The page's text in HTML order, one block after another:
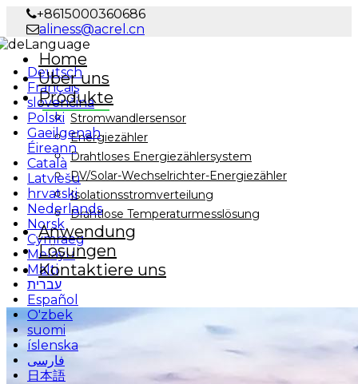
+8615000360686
aliness@acrel.cn
Language
Deutsch
Français
slovenčina
Polski
Gaeilgenah
Éireann
Català
Latviešu
hrvatski
Nederlands
Norsk
Cymraeg
Melayu
Malti
עברית
Español
O'zbek
suomi
íslenska
فارسی
日本語
Home
Über uns
Produkte
Stromwandlersensor
Energiezähler
Drahtloses Energiezählersystem
PV/Solar-Wechselrichter-Energiezähler
Isolationsstromverteilung
Drahtlose Temperaturmesslösung
Anwendung
Lösungen
Kontaktiere uns